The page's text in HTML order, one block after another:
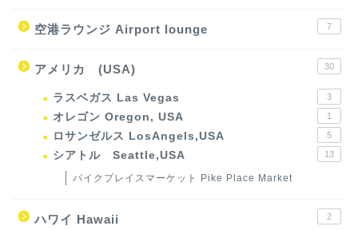
空港ラウンジ Airport lounge 7
アメリカ (USA) 30
ラスベガス Las Vegas 3
オレゴン Oregon, USA 1
ロサンゼルス LosAngels,USA 5
シアトル Seattle,USA 13
パイクプレイスマーケット Pike Place Market
ハワイ Hawaii 2